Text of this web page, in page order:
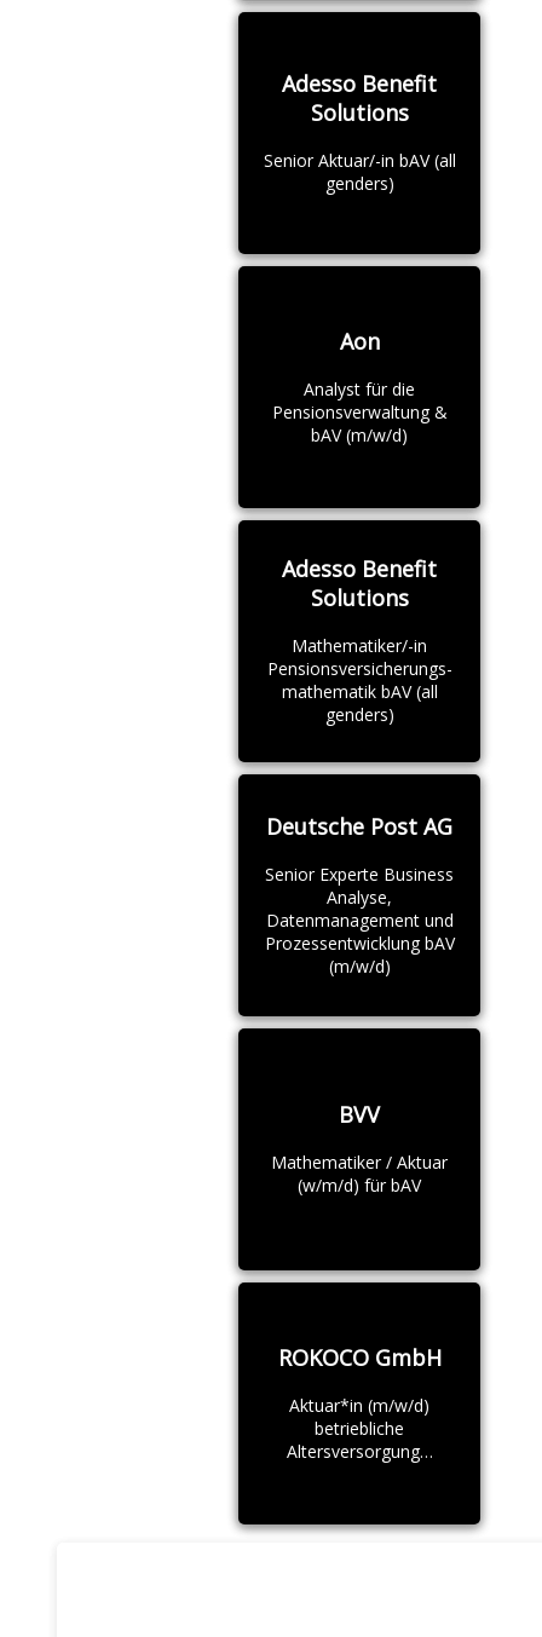
Adesso Benefit
Solutions
Senior Aktuar/-in bAV (all
genders)
Aon
Analyst für die
Pensionsverwaltung &
bAV (m/w/d)
Adesso Benefit
Solutions
Mathematiker/-in
Pensionsversicherungs-
mathematik bAV (all
genders)
Deutsche Post AG
Senior Experte Business
Analyse,
Datenmanagement und
Prozessentwicklung bAV
(m/w/d)
BVV
Mathematiker / Aktuar
(w/m/d) für bAV
ROKOCO GmbH
Aktuar*in (m/w/d)
betriebliche
Altersversorgung…